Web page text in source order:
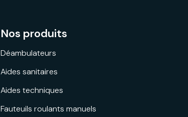
Nos produits
Déambulateurs
Aides sanitaires
Aides techniques
Fauteuils roulants manuels